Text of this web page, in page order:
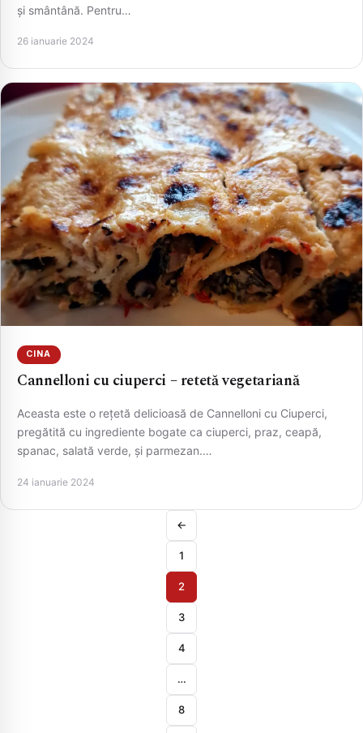
și smântână. Pentru…
26 ianuarie 2024
CINA
Cannelloni cu ciuperci – retetă vegetariană
Aceasta este o rețetă delicioasă de Cannelloni cu Ciuperci,
pregătită cu ingrediente bogate ca ciuperci, praz, ceapă,
spanac, salată verde, și parmezan.…
24 ianuarie 2024
←
1
2
3
4
…
8